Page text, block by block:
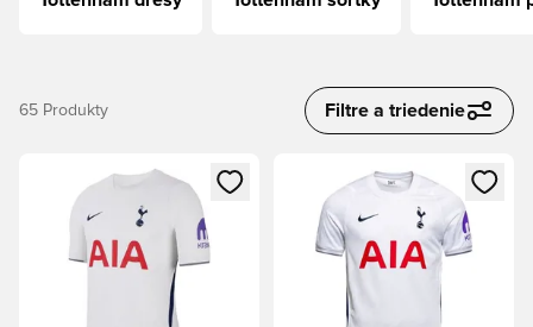
65 Produkty Filtre a triedenie
Otvorí modál na prihlásenie alebo registráciu ako člen
Otvorí modál na prihlásenie